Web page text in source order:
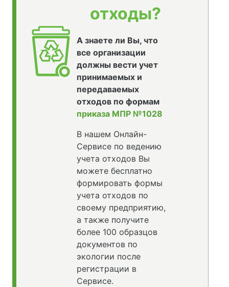
отходы?
А знаете ли Вы, что
все организации
должны вести учет
принимаемых и
передаваемых
отходов по формам
приказа МПР №1028
В нашем Онлайн-
Сервисе по ведению
учета отходов Вы
можете бесплатно
формировать формы
учета отходов по
своему предприятию,
а также получите
более 100 образцов
документов по
экологии после
регистрации в
Сервисе.